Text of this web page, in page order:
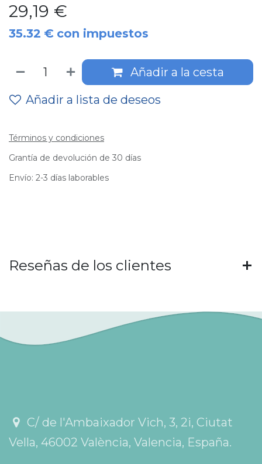
29,19 €
35.32 € con impuestos
Añadir a la cesta
Añadir a lista de deseos
Términos y condiciones
Grantía de devolución de 30 días
Envío: 2-3 días laborables
Reseñas de los clientes
C/ de l'Ambaixador Vich, 3, 2i, Ciutat
Vella, 46002 València, Valencia, España.